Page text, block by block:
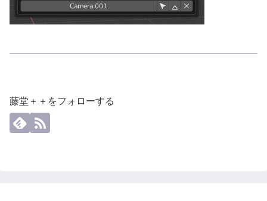
藤堂＋＋をフォローする